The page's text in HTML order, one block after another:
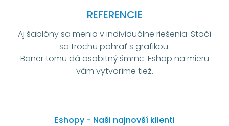
REFERENCIE
Aj šablóny sa menia v individuálne riešenia. Stačí
sa trochu pohrať s grafikou.
Baner tomu dá osobitný šmrnc. Eshop na mieru
vám vytvoríme tiež.
Eshopy - Naši najnovší klienti